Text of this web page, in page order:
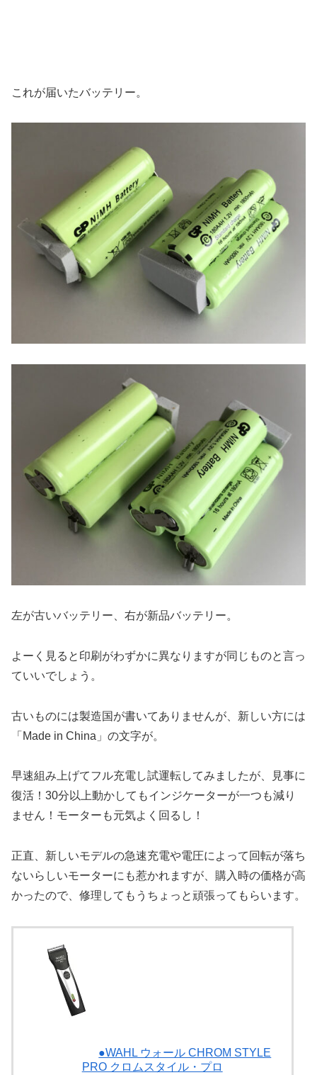
これが届いたバッテリー。
左が古いバッテリー、右が新品バッテリー。
よーく見ると印刷がわずかに異なりますが同じものと言っ
ていいでしょう。
古いものには製造国が書いてありませんが、新しい方には
「Made in China」の文字が。
早速組み上げてフル充電し試運転してみましたが、見事に
復活！30分以上動かしてもインジケーターが一つも減り
ません！モーターも元気よく回るし！
正直、新しいモデルの急速充電や電圧によって回転が落ち
ないらしいモーターにも惹かれますが、購入時の価格が高
かったので、修理してもうちょっと頑張ってもらいます。
●WAHL ウォール CHROM STYLE
PRO クロムスタイル・プロ